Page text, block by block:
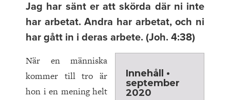
Jag har sänt er att skörda där ni inte
har arbetat. Andra har arbetat, och ni
har gått in i deras arbete. (Joh. 4:38)
Innehåll •
september
2020
När en människa
kommer till tro är
hon i en mening helt